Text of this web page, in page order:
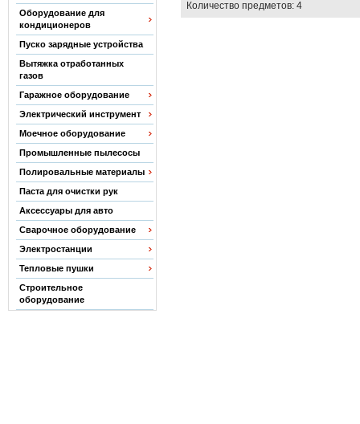
Оборудование для
кондиционеров
Пуско зарядные устройства
Вытяжка отработанных
газов
Гаражное оборудование
Электрический инструмент
Моечное оборудование
Промышленные пылесосы
Полировальные материалы
Паста для очистки рук
Аксессуары для авто
Сварочное оборудование
Электростанции
Тепловые пушки
Строительное
оборудование
Количество предметов: 4